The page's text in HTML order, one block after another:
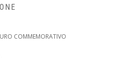
COMMEMORATIVO